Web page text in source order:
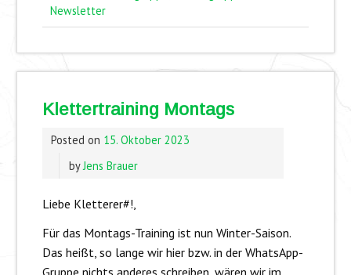
Newsletter
Klettertraining Montags
Posted on 15. Oktober 2023
byJens Brauer
Liebe Kletterer#!,
Für das Montags-Training ist nun Winter-Saison.
Das heißt, so lange wir hier bzw. in der WhatsApp-
Gruppe nichts anderes schreiben, wären wir im